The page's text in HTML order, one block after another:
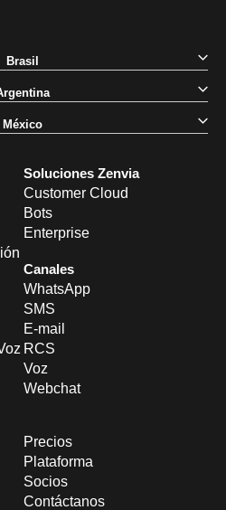
Soluciones Zenvia
Customer Cloud
Bots
Enterprise
Canales
WhatsApp
SMS
E-mail
RCS
Voz
Webchat
Precios
Plataforma
Socios
Contáctanos
Brasil
México